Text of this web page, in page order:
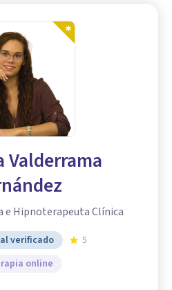
Valderrama
e Hipnoterapeuta Clínica
verificado
5
online